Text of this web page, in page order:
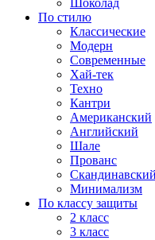
Шоколад
По стилю
Классические
Модерн
Современные
Хай-тек
Техно
Кантри
Американский
Английский
Шале
Прованс
Скандинавский
Минимализм
По классу защиты
2 класс
3 класс